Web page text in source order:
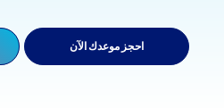
احجز موعدك الآن